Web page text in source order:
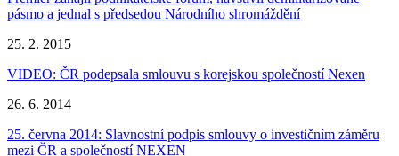
pásmo a jednal s předsedou Národního shromáždění
25. 2. 2015
VIDEO: ČR podepsala smlouvu s korejskou společností Nexen
26. 6. 2014
25. června 2014: Slavnostní podpis smlouvy o investičním záměru
mezi ČR a společností NEXEN